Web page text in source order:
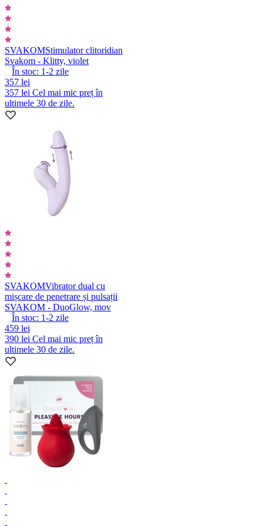
SVAKOMStimulator clitoridian
Svakom - Klitty, violet
În stoc: 1-2 zile
357 lei
357 lei Cel mai mic preț în
ultimele 30 de zile.
SVAKOMVibrator dual cu
mișcare de penetrare și pulsații
SVAKOM - DuoGlow, mov
În stoc: 1-2 zile
459 lei
390 lei Cel mai mic preț în
ultimele 30 de zile.